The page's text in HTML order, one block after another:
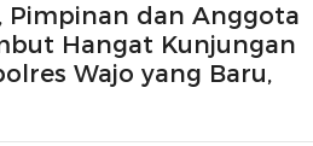
Pimpinan dan Anggota
Hangat Kunjungan
Wajo yang Baru,